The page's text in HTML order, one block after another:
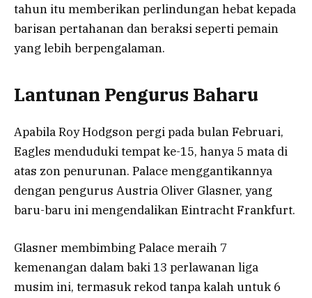
tahun itu memberikan perlindungan hebat kepada
barisan pertahanan dan beraksi seperti pemain
yang lebih berpengalaman.
Lantunan Pengurus Baharu
Apabila Roy Hodgson pergi pada bulan Februari,
Eagles menduduki tempat ke-15, hanya 5 mata di
atas zon penurunan. Palace menggantikannya
dengan pengurus Austria Oliver Glasner, yang
baru-baru ini mengendalikan Eintracht Frankfurt.
Glasner membimbing Palace meraih 7
kemenangan dalam baki 13 perlawanan liga
musim ini, termasuk rekod tanpa kalah untuk 6